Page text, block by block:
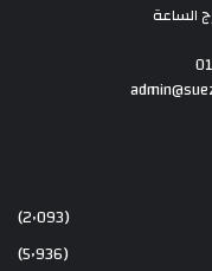
الساعة
(2٬093)
(5٬936)